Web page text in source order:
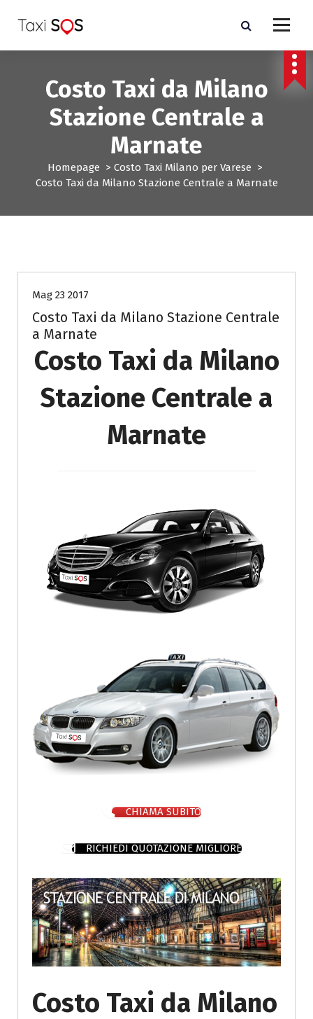
a
Costo Taxi da Milano
Stazione Centrale a
Marnate
Homepage > Costo Taxi Milano per Varese >
Costo Taxi da Milano Stazione Centrale a Marnate
Mag 23 2017
Costo Taxi da Milano Stazione Centrale
a Marnate
Costo Taxi da Milano
Stazione Centrale a
Marnate
CHIAMA SUBITO
RICHIEDI QUOTAZIONE MIGLIORE
Costo Taxi da Milano